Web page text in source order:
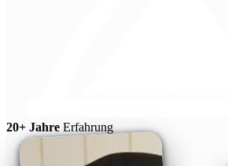
20+ Jahre Erfahrung